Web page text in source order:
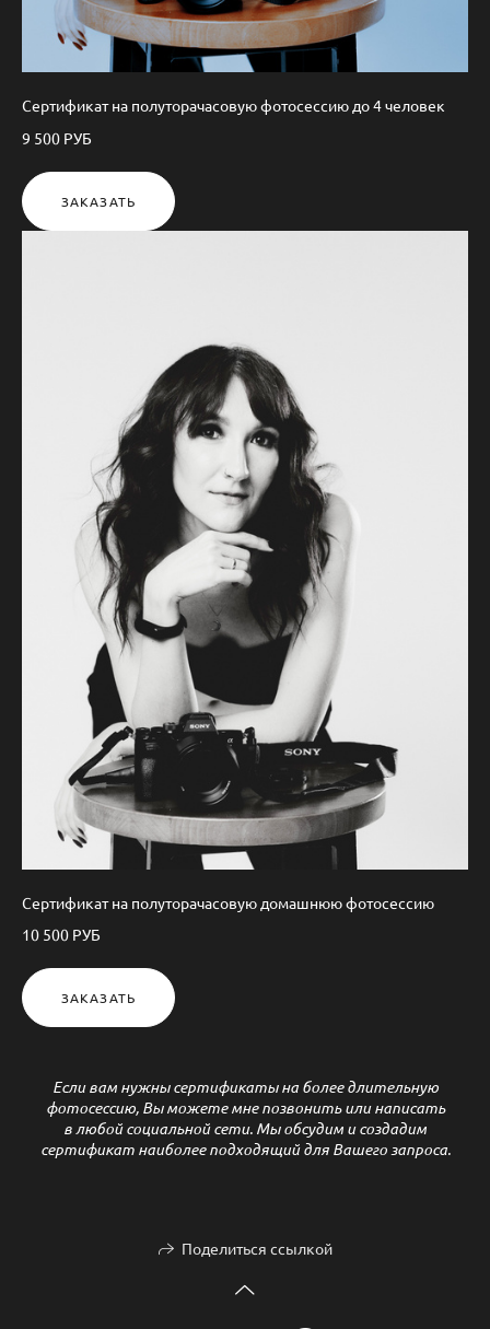
Сертификат на полуторачасовую фотосессию до 4 человек
9 500 РУБ
ЗАКАЗАТЬ
Сертификат на полуторачасовую домашнюю фотосессию
10 500 РУБ
ЗАКАЗАТЬ
Если вам нужны сертификаты на более длительную
фотосессию, Вы можете мне позвонить или написать
в любой социальной сети. Мы обсудим и создадим
сертификат наиболее подходящий для Вашего запроса.
Поделиться ссылкой